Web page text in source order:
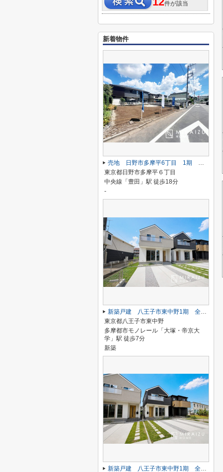
件が該当
新着物件
売地 日野市多摩平6丁目 1期 全1区画
東京都日野市多摩平６丁目
中央線「豊田」駅 徒歩18分
-
新築戸建 八王子市東中野1期 全2棟
東京都八王子市東中野
多摩都市モノレール「大塚・帝京大
学」駅 徒歩7分
新築
新築戸建 八王子市東中野1期 全2棟